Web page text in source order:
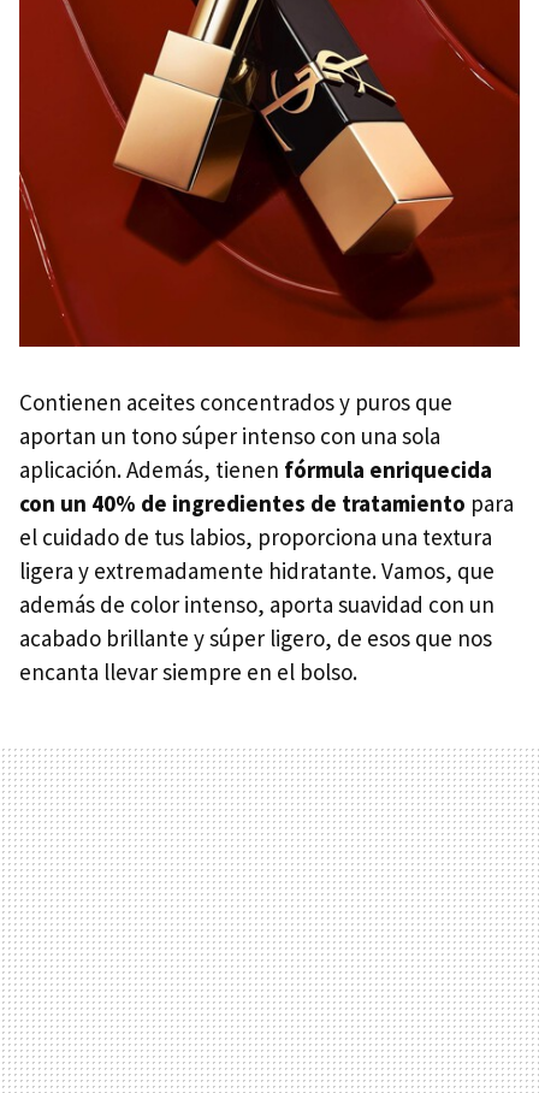
Contienen aceites concentrados y puros que
aportan un tono súper intenso con una sola
aplicación. Además, tienen fórmula enriquecida
con un 40% de ingredientes de tratamiento para
el cuidado de tus labios, proporciona una textura
ligera y extremadamente hidratante. Vamos, que
además de color intenso, aporta suavidad con un
acabado brillante y súper ligero, de esos que nos
encanta llevar siempre en el bolso.